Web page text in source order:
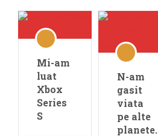
Mi-am
luat
Xbox
Series
S
N-am
gasit
viata
pe alte
planete.